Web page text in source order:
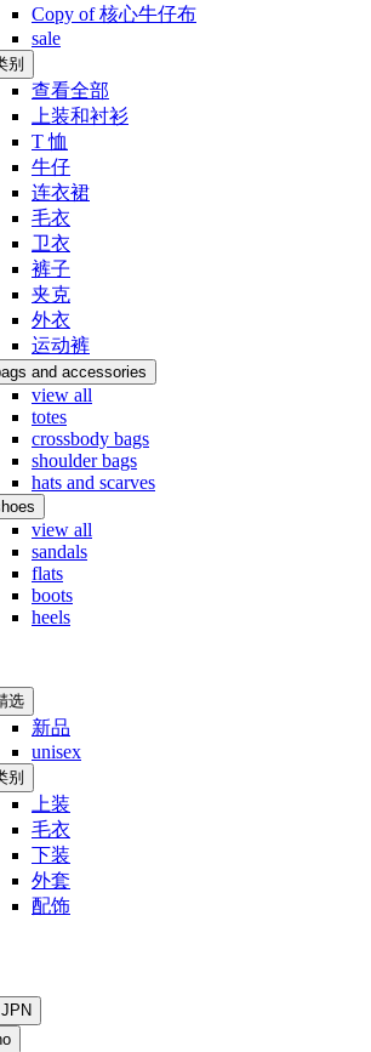
Copy of 核心牛仔布
sale
别
查看全部
上装和衬衫
T 恤
牛仔
连衣裙
毛衣
卫衣
裤子
夹克
外衣
运动裤
and accessories
view all
totes
crossbody bags
shoulder bags
hats and scarves
view all
sandals
flats
boots
heels
选
新品
unisex
别
上装
毛衣
下装
外套
配饰